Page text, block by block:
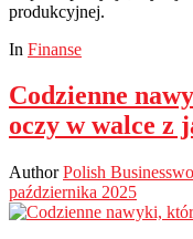
produkcyjnej.
In Finanse
Codzienne
oczy w walce z
AuthorPolish
października 2025